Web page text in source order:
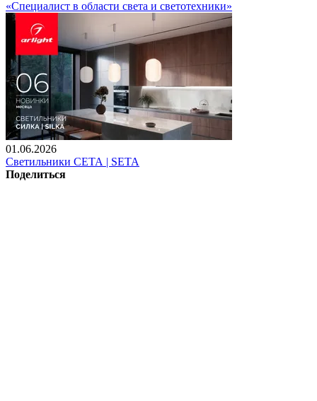
«Специалист в области света и светотехники»
01.06.2026
Светильники СЕТА | SETA
Поделиться